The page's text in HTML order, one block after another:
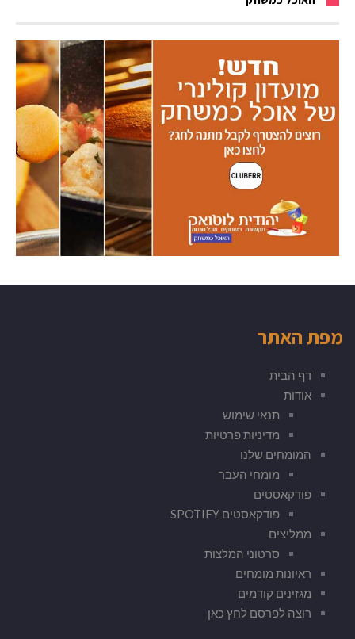
מפת האתר
דף הבית
אודות
תנאי שימוש
מדיניות פרטיות
המומחים שלנו
מומחי העבר
פודקאסטים
פודקאסטים SPOTIFY
ממליצים
סרטוני המלצות
ראיונות מומחים
מגזינים קודמים
רוצה לפרסם לחץ כאן